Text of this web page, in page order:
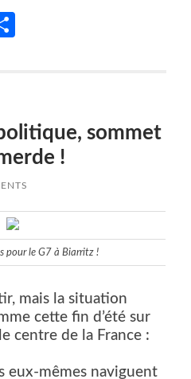
sommet
!
pour le G7 à Biarritz !
mais la situation
cette fin d’été sur
centre de la France :
eux-mêmes naviguent